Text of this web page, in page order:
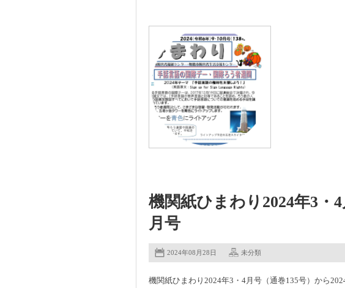
機関紙ひまわり2024年3・
月号
2024年08月28日 未分類
機関紙ひまわり2024年3・4月号（通巻135号）から